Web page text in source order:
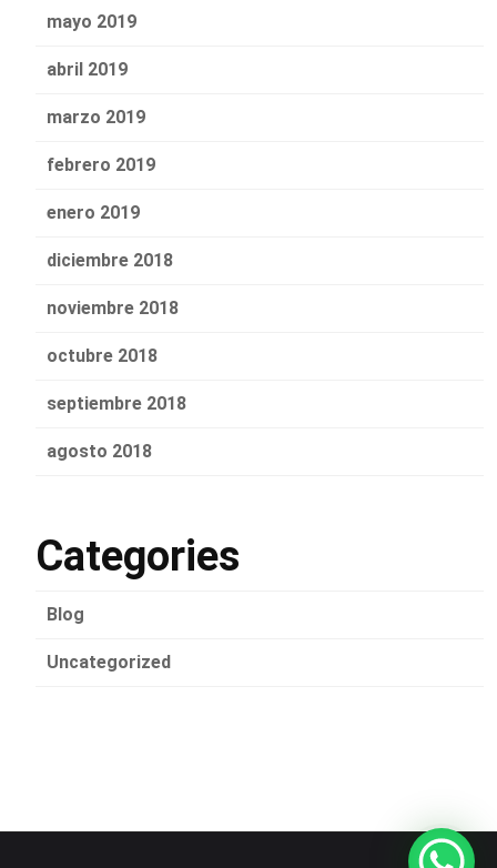
mayo 2019
abril 2019
marzo 2019
febrero 2019
enero 2019
diciembre 2018
noviembre 2018
octubre 2018
septiembre 2018
agosto 2018
Categories
Blog
Uncategorized